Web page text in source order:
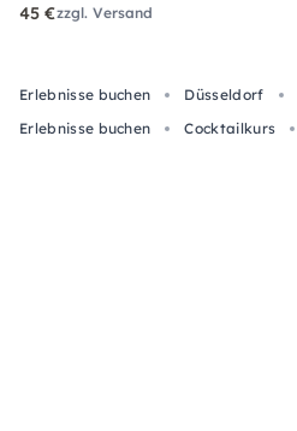
45 €zzgl. Versand
Erlebnisse buchen Düsseldorf
Erlebnisse buchen
Cocktailkurs